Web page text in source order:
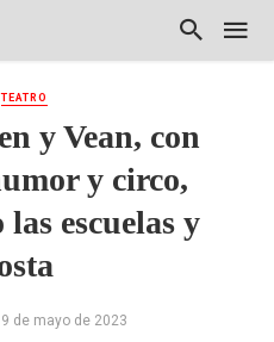
TEATRO
y Vean, con
y circo,
escuelas y
9 de mayo de 2023